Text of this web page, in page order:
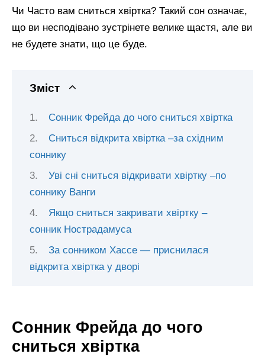
Чи Часто вам сниться хвіртка? Такий сон означає,
що ви несподівано зустрінете велике щастя, але ви
не будете знати, що це буде.
Зміст
Сонник Фрейда до чого сниться хвіртка
Сниться відкрита хвіртка –за східним
соннику
Уві сні сниться відкривати хвіртку –по
соннику Ванги
Якщо сниться закривати хвіртку –
сонник Нострадамуса
За сонником Хассе — приснилася
відкрита хвіртка у дворі
Сонник Фрейда до чого
сниться хвіртка